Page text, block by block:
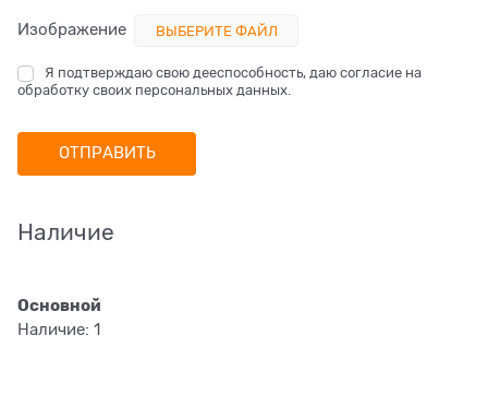
Изображение ВЫБЕРИТЕ ФАЙЛ
Я подтверждаю свою дееспособность, даю согласие на
обработку своих персональных данных.
Наличие
Основной
Наличие: 1